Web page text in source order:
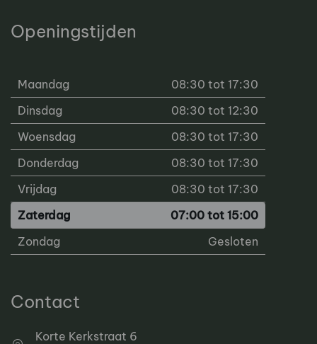
Openingstijden
Maandag
08:30 tot 17:30
Dinsdag
08:30 tot 12:30
Woensdag
08:30 tot 17:30
Donderdag
08:30 tot 17:30
Vrijdag
08:30 tot 17:30
Zaterdag
07:00 tot 15:00
Zondag
Gesloten
Contact
Korte Kerkstraat 6